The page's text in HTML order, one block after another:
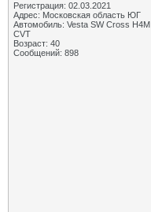
Регистрация: 02.03.2021
Адрес: Московская область ЮГ
Автомобиль: Vesta SW Cross H4M
CVT
Возраст: 40
Сообщений: 898